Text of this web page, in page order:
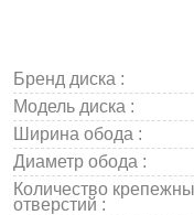
Бренд диска :
Модель диска :
Ширина обода :
Диаметр обода :
Количество
отверстий :